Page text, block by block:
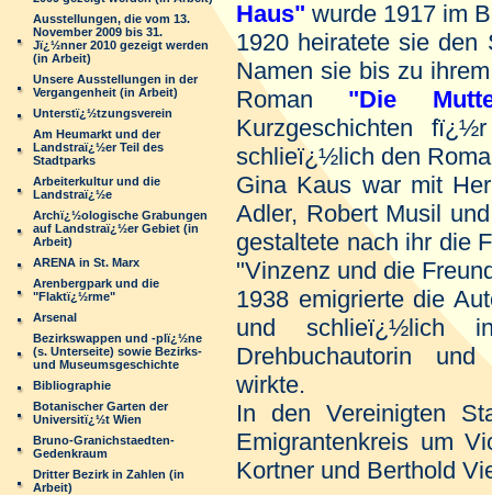
Ausstellungen, die vom 13.
November 2009 bis 31.
Jï¿½nner 2010 gezeigt werden
(in Arbeit)
Unsere Ausstellungen in der
Vergangenheit (in Arbeit)
Unterstï¿½tzungsverein
Am Heumarkt und der
Landstraï¿½er Teil des
Stadtparks
Arbeiterkultur und die
Landstraï¿½e
Archï¿½ologische Grabungen
auf Landstraï¿½er Gebiet (in
Arbeit)
ARENA in St. Marx
Arenbergpark und die
"Flaktï¿½rme"
Arsenal
Bezirkswappen und -plï¿½ne
(s. Unterseite) sowie Bezirks-
und Museumsgeschichte
Bibliographie
Botanischer Garten der
Universitï¿½t Wien
Bruno-Granichstaedten-
Gedenkraum
Dritter Bezirk in Zahlen (in
Arbeit)
Haus" wurde 1917 im
1920 heiratete sie den
Namen sie bis zu
Roman "Die
Kurzgeschichten
schlieï¿½lich den
Gina Kaus war mit
Adler, Robert Musil
gestaltete nach ihr die
"Vinzenz und die
1938 emigrierte die
und
Drehbuchautorin
wirkte.
In den Vereinigten
Emigrantenkreis um
Kortner und Berthold